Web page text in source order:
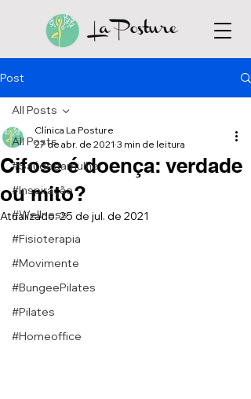
Post
All Posts
#Saúdedamulher
#Inspiração
#Wellness
#Fisioterapia
#Movimente
#BungeePilates
#Pilates
#Homeoffice
All Posts
Cifose é doença: verdade
ou mito?
Clínica La Posture
27 de abr. de 2021 3 min de leitura
Atualizado:25 de jul. de 2021